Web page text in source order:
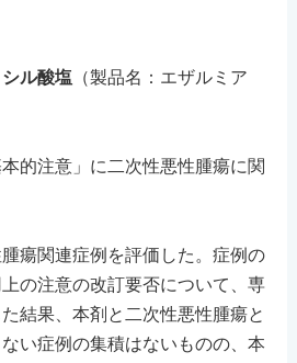
ル酸塩 （製品名：エザルミア
的注意」に二次性悪性腫瘍に関
瘍関連症例を評価した。症例の
の注意の改訂要否について、専
結果、本剤と二次性悪性腫瘍と
い症例の集積はないものの、本